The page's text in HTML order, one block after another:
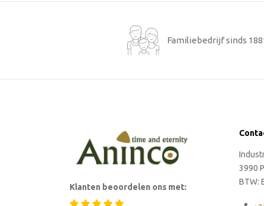
Familiebedrijf sinds
Klanten beoordelen ons met:
3990
BTW: